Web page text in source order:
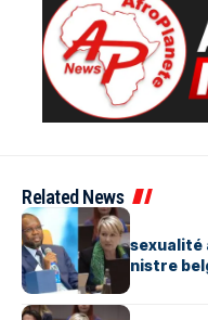
Related News
NEWS
Loi sur l’homosexualité
répond à la ministre
NEWS